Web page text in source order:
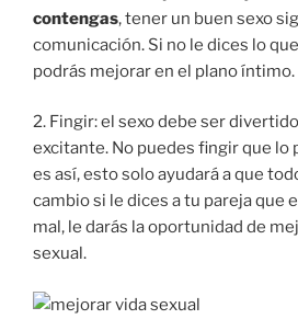
contengas, tener un buen sexo
comunicación. Si no le dices lo
podrás mejorar en el plano íntimo.
2. Fingir: el sexo debe ser
excitante. No puedes fingir que lo
es así, esto solo ayudará a que
cambio si le dices a tu pareja que
mal, le darás la oportunidad de
sexual.